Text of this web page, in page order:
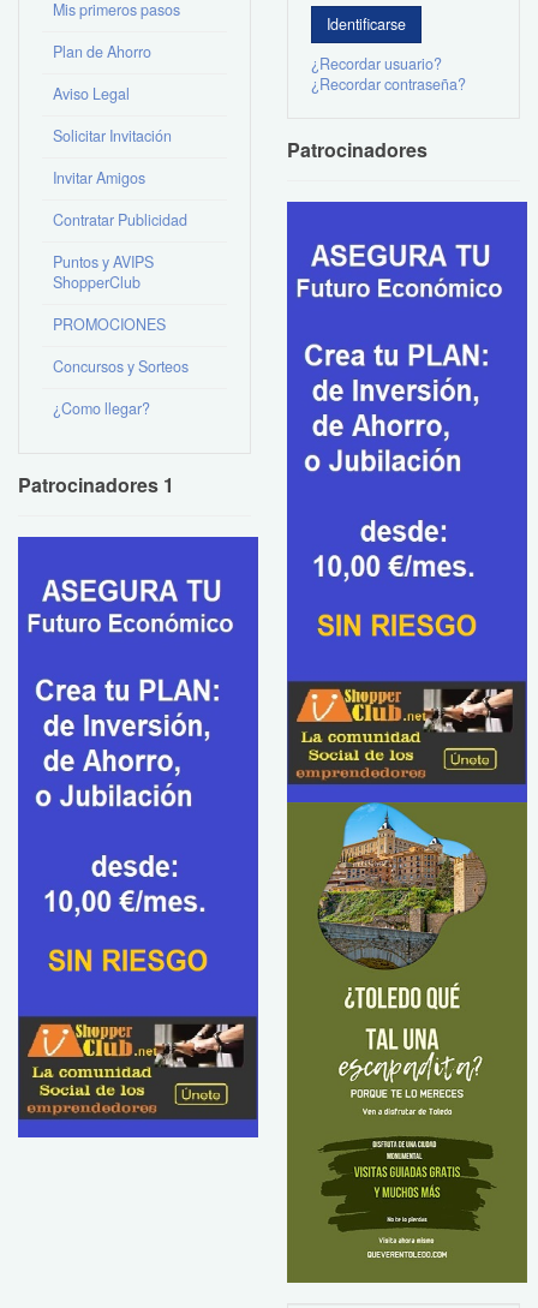
Mis primeros pasos
Plan de Ahorro
Aviso Legal
Solicitar Invitación
Invitar Amigos
Contratar Publicidad
Puntos y AVIPS
ShopperClub
PROMOCIONES
Concursos y Sorteos
¿Como llegar?
Patrocinadores 1
¿Recordar usuario?
¿Recordar contraseña?
Patrocinadores